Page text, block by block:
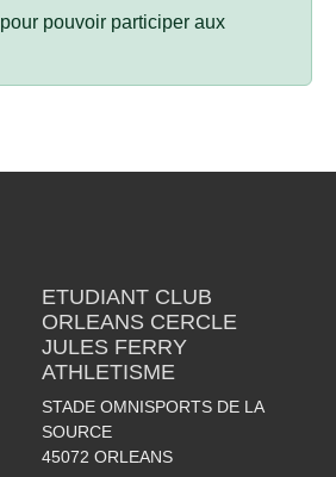
pour pouvoir participer aux
ETUDIANT CLUB
ORLEANS CERCLE
JULES FERRY
ATHLETISME
STADE OMNISPORTS DE LA
SOURCE
45072 ORLEANS